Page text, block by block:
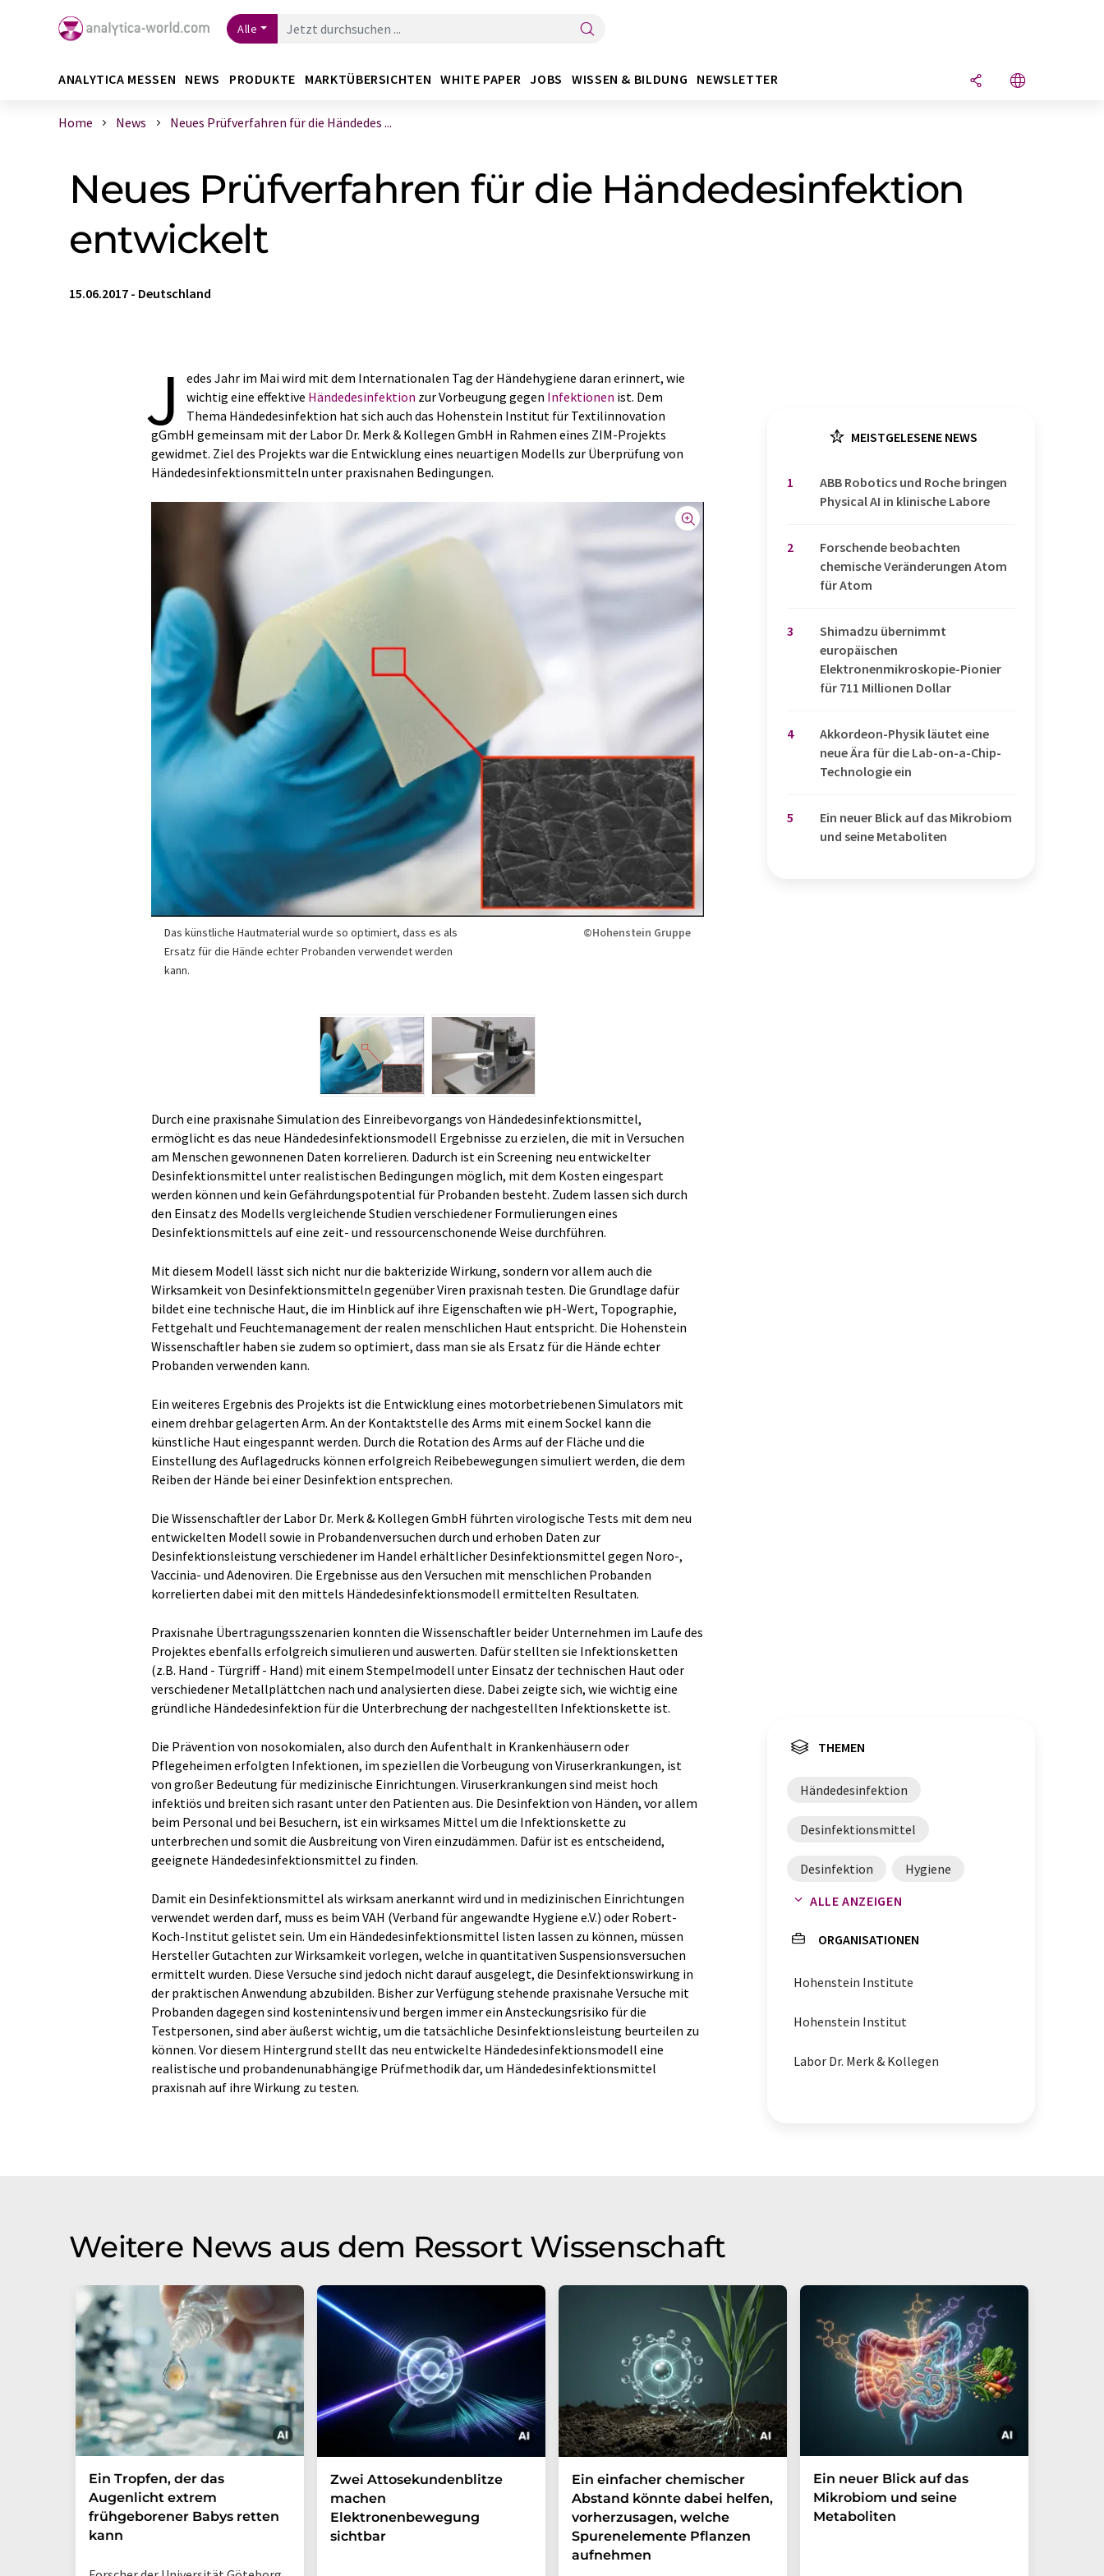
Alle
ANALYTICA MESSEN NEWS PRODUKTE MARKTÜBERSICHTEN WHITE PAPER JOBS WISSEN & BILDUNG NEWSLETTER
Home News Neues Prüfverfahren für die Händedes ...
Neues Prüfverfahren für die Händedesinfektion
entwickelt
15.06.2017 - Deutschland
J
edes Jahr im Mai wird mit dem Internationalen Tag der Händehygiene daran erinnert, wie
wichtig eine effektive Händedesinfektion zur Vorbeugung gegen Infektionen ist. Dem
Thema Händedesinfektion hat sich auch das Hohenstein Institut für Textilinnovation
gGmbH gemeinsam mit der Labor Dr. Merk & Kollegen GmbH in Rahmen eines ZIM-Projekts
gewidmet. Ziel des Projekts war die Entwicklung eines neuartigen Modells zur Überprüfung von
Händedesinfektionsmitteln unter praxisnahen Bedingungen.
Das künstliche Hautmaterial wurde so optimiert, dass es als
Ersatz für die Hände echter Probanden verwendet werden
kann.
©Hohenstein Gruppe
Durch eine praxisnahe Simulation des Einreibevorgangs von Händedesinfektionsmittel,
ermöglicht es das neue Händedesinfektionsmodell Ergebnisse zu erzielen, die mit in Versuchen
am Menschen gewonnenen Daten korrelieren. Dadurch ist ein Screening neu entwickelter
Desinfektionsmittel unter realistischen Bedingungen möglich, mit dem Kosten eingespart
werden können und kein Gefährdungspotential für Probanden besteht. Zudem lassen sich durch
den Einsatz des Modells vergleichende Studien verschiedener Formulierungen eines
Desinfektionsmittels auf eine zeit- und ressourcenschonende Weise durchführen.
Mit diesem Modell lässt sich nicht nur die bakterizide Wirkung, sondern vor allem auch die
Wirksamkeit von Desinfektionsmitteln gegenüber Viren praxisnah testen. Die Grundlage dafür
bildet eine technische Haut, die im Hinblick auf ihre Eigenschaften wie pH-Wert, Topographie,
Fettgehalt und Feuchtemanagement der realen menschlichen Haut entspricht. Die Hohenstein
Wissenschaftler haben sie zudem so optimiert, dass man sie als Ersatz für die Hände echter
Probanden verwenden kann.
Ein weiteres Ergebnis des Projekts ist die Entwicklung eines motorbetriebenen Simulators mit
einem drehbar gelagerten Arm. An der Kontaktstelle des Arms mit einem Sockel kann die
künstliche Haut eingespannt werden. Durch die Rotation des Arms auf der Fläche und die
Einstellung des Auflagedrucks können erfolgreich Reibebewegungen simuliert werden, die dem
Reiben der Hände bei einer Desinfektion entsprechen.
Die Wissenschaftler der Labor Dr. Merk & Kollegen GmbH führten virologische Tests mit dem neu
entwickelten Modell sowie in Probandenversuchen durch und erhoben Daten zur
Desinfektionsleistung verschiedener im Handel erhältlicher Desinfektionsmittel gegen Noro-,
Vaccinia- und Adenoviren. Die Ergebnisse aus den Versuchen mit menschlichen Probanden
korrelierten dabei mit den mittels Händedesinfektionsmodell ermittelten Resultaten.
Praxisnahe Übertragungsszenarien konnten die Wissenschaftler beider Unternehmen im Laufe des
Projektes ebenfalls erfolgreich simulieren und auswerten. Dafür stellten sie Infektionsketten
(z.B. Hand - Türgriff - Hand) mit einem Stempelmodell unter Einsatz der technischen Haut oder
verschiedener Metallplättchen nach und analysierten diese. Dabei zeigte sich, wie wichtig eine
gründliche Händedesinfektion für die Unterbrechung der nachgestellten Infektionskette ist.
Die Prävention von nosokomialen, also durch den Aufenthalt in Krankenhäusern oder
Pflegeheimen erfolgten Infektionen, im speziellen die Vorbeugung von Viruserkrankungen, ist
von großer Bedeutung für medizinische Einrichtungen. Viruserkrankungen sind meist hoch
infektiös und breiten sich rasant unter den Patienten aus. Die Desinfektion von Händen, vor allem
beim Personal und bei Besuchern, ist ein wirksames Mittel um die Infektionskette zu
unterbrechen und somit die Ausbreitung von Viren einzudämmen. Dafür ist es entscheidend,
geeignete Händedesinfektionsmittel zu finden.
Damit ein Desinfektionsmittel als wirksam anerkannt wird und in medizinischen Einrichtungen
verwendet werden darf, muss es beim VAH (Verband für angewandte Hygiene e.V.) oder Robert-
Koch-Institut gelistet sein. Um ein Händedesinfektionsmittel listen lassen zu können, müssen
Hersteller Gutachten zur Wirksamkeit vorlegen, welche in quantitativen Suspensionsversuchen
ermittelt wurden. Diese Versuche sind jedoch nicht darauf ausgelegt, die Desinfektionswirkung in
der praktischen Anwendung abzubilden. Bisher zur Verfügung stehende praxisnahe Versuche mit
Probanden dagegen sind kostenintensiv und bergen immer ein Ansteckungsrisiko für die
Testpersonen, sind aber äußerst wichtig, um die tatsächliche Desinfektionsleistung beurteilen zu
können. Vor diesem Hintergrund stellt das neu entwickelte Händedesinfektionsmodell eine
realistische und probandenunabhängige Prüfmethodik dar, um Händedesinfektionsmittel
praxisnah auf ihre Wirkung zu testen.
MEISTGELESENE NEWS
1
​​​​​​​ABB Robotics und Roche bringen
Physical AI in klinische Labore
2
Forschende beobachten
chemische Veränderungen Atom
für Atom
3
Shimadzu übernimmt
europäischen
Elektronenmikroskopie-Pionier
für 711 Millionen Dollar
4
Akkordeon-Physik läutet eine
neue Ära für die Lab-on-a-Chip-
Technologie ein
5
Ein neuer Blick auf das Mikrobiom
und seine Metaboliten
THEMEN
Händedesinfektion
Desinfektionsmittel
Desinfektion Hygiene
Wirksamkeitstests
künstliche Haut
Prüftechnik
ALLE ANZEIGEN
ORGANISATIONEN
Hohenstein Institute
Hohenstein Institut
Labor Dr. Merk & Kollegen
Weitere News aus dem Ressort Wissenschaft
Ein Tropfen, der das
Augenlicht extrem
frühgeborener Babys retten
kann
Zwei Attosekundenblitze
machen
Elektronenbewegung
sichtbar
Ein einfacher chemischer
Abstand könnte dabei helfen,
vorherzusagen, welche
Spurenelemente Pflanzen
aufnehmen
Ein neuer Blick auf das
Mikrobiom und seine
Metaboliten